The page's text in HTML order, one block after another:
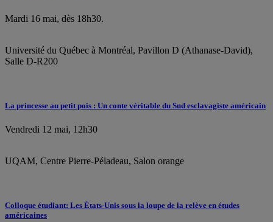
Mardi 16 mai, dès 18h30.
Université du Québec à Montréal, Pavillon D (Athanase-David),
Salle D-R200
La princesse au petit pois : Un conte véritable du Sud esclavagiste américain
Vendredi 12 mai, 12h30
UQAM, Centre Pierre-Péladeau, Salon orange
Colloque étudiant: Les États-Unis sous la loupe de la relève en études
américaines